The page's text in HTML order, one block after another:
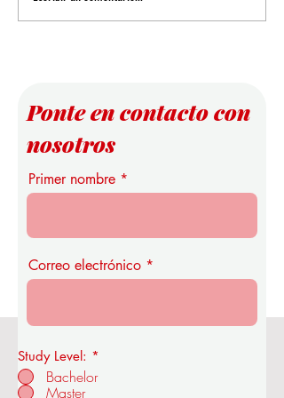
Reglas de Puntuación en el
Real Academia de Economía y
Tecnología de la OUS
Ponte en contacto con
nosotros
Primer nombre
Correo electrónico
Study Level: *
Bachelor
Master